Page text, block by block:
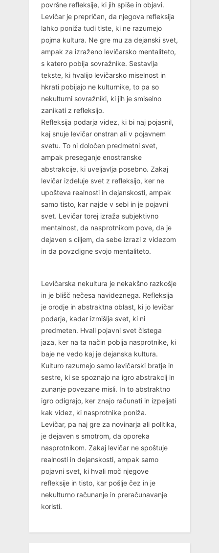
površne refleksije, ki jih spiše in objavi.
Levičar je prepričan, da njegova refleksija
lahko poniža tudi tiste, ki ne razumejo
pojma kultura. Ne gre mu za dejanski svet,
ampak za izraženo levičarsko mentaliteto,
s katero pobija sovražnike. Sestavlja
tekste, ki hvalijo levičarsko miselnost in
hkrati pobijajo ne kulturnike, to pa so
nekulturni sovražniki, ki jih je smiselno
zanikati z refleksijo.
Refleksija podarja videz, ki bi naj pojasnil,
kaj snuje levičar onstran ali v pojavnem
svetu. To ni določen predmetni svet,
ampak preseganje enostranske
abstrakcije, ki uveljavlja posebno. Zakaj
levičar izdeluje svet z refleksijo, ker ne
upošteva realnosti in dejanskosti, ampak
samo tisto, kar najde v sebi in je pojavni
svet. Levičar torej izraža subjektivno
mentalnost, da nasprotnikom pove, da je
dejaven s ciljem, da sebe izrazi z videzom
in da povzdigne svojo mentaliteto.
Levičarska nekultura je nekakšno razkošje
in je blišč nečesa navideznega. Refleksija
je orodje in abstraktna oblast, ki jo levičar
podarja, kadar izmišlja svet, ki ni
predmeten. Hvali pojavni svet čistega
jaza, ker na ta način pobija nasprotnike, ki
baje ne vedo kaj je dejanska kultura.
Kulturo razumejo samo levičarski bratje in
sestre, ki se spoznajo na igro abstrakcij in
zunanje povezane misli. In to abstraktno
igro odigrajo, ker znajo računati in izpeljati
kak videz, ki nasprotnike poniža.
Levičar, pa naj gre za novinarja ali politika,
je dejaven s smotrom, da oporeka
nasprotnikom. Zakaj levičar ne spoštuje
realnosti in dejanskosti, ampak samo
pojavni svet, ki hvali moč njegove
refleksije in tisto, kar pošlje čez in je
nekulturno računanje in preračunavanje
koristi.